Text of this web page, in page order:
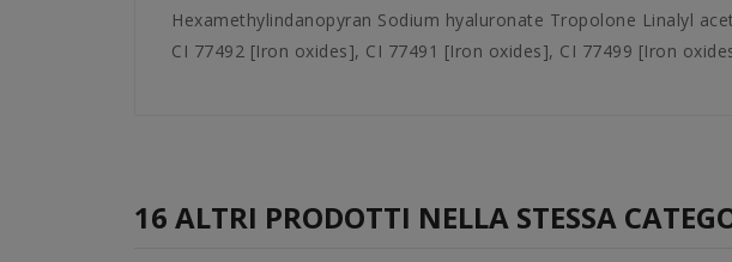
Hexamethylindanopyran Sodium hyaluronate Tropolone Linalyl
CI 77492 [Iron oxides], CI 77491 [Iron oxides], CI 77499 [Iron
16 ALTRI PRODOTTI NELLA STESSA